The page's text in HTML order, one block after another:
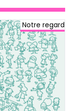
Notre regard